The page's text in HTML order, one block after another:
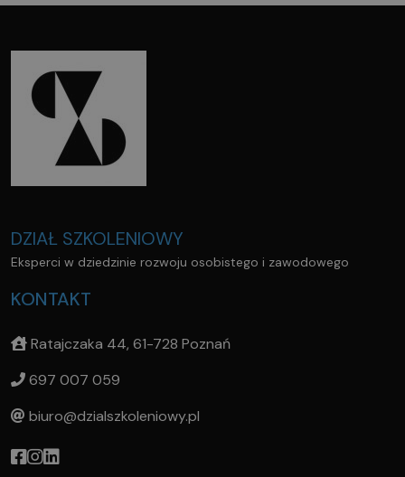
DZIAŁ SZKOLENIOWY
Eksperci w dziedzinie rozwoju osobistego i zawodowego
KONTAKT
Ratajczaka 44, 61-728 Poznań
697 007 059
biuro@dzialszkoleniowy.pl